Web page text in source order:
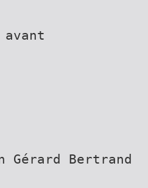
avant
Gérard Bertrand